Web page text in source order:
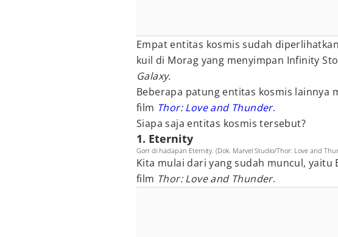
Empat entitas kosmis sudah
kuil di Morag yang menyimpan Infinity
Galaxy.
Beberapa patung entitas kosmis lainnya
film Thor: Love and Thunder.
Siapa saja entitas kosmis tersebut?
1. Eternity
Gorr di hadapan Eternity. (Dok. Marvel Studio/Thor: Love and
Kita mulai dari yang sudah muncul,
film Thor: Love and Thunder.